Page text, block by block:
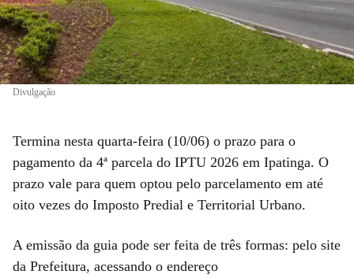
Divulgação
Termina nesta quarta-feira (10/06) o prazo para o
pagamento da 4ª parcela do IPTU 2026 em Ipatinga. O
prazo vale para quem optou pelo parcelamento em até
oito vezes do Imposto Predial e Territorial Urbano.
A emissão da guia pode ser feita de três formas: pelo site
da Prefeitura, acessando o endereço